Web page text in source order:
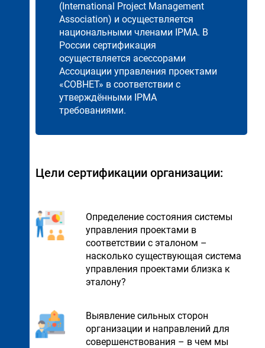
(International Project Management
Association) и осуществляется
национальными членами IPMA. В
России сертификация
осуществляется асессорами
Ассоциации управления проектами
«СОВНЕТ» в соответствии с
утверждёнными IPMA
требованиями.
Цели сертификации организации:
Определение состояния системы
управления проектами в
соответствии с эталоном –
насколько существующая система
управления проектами близка к
эталону?
Выявление сильных сторон
организации и направлений для
совершенствования – в чем мы